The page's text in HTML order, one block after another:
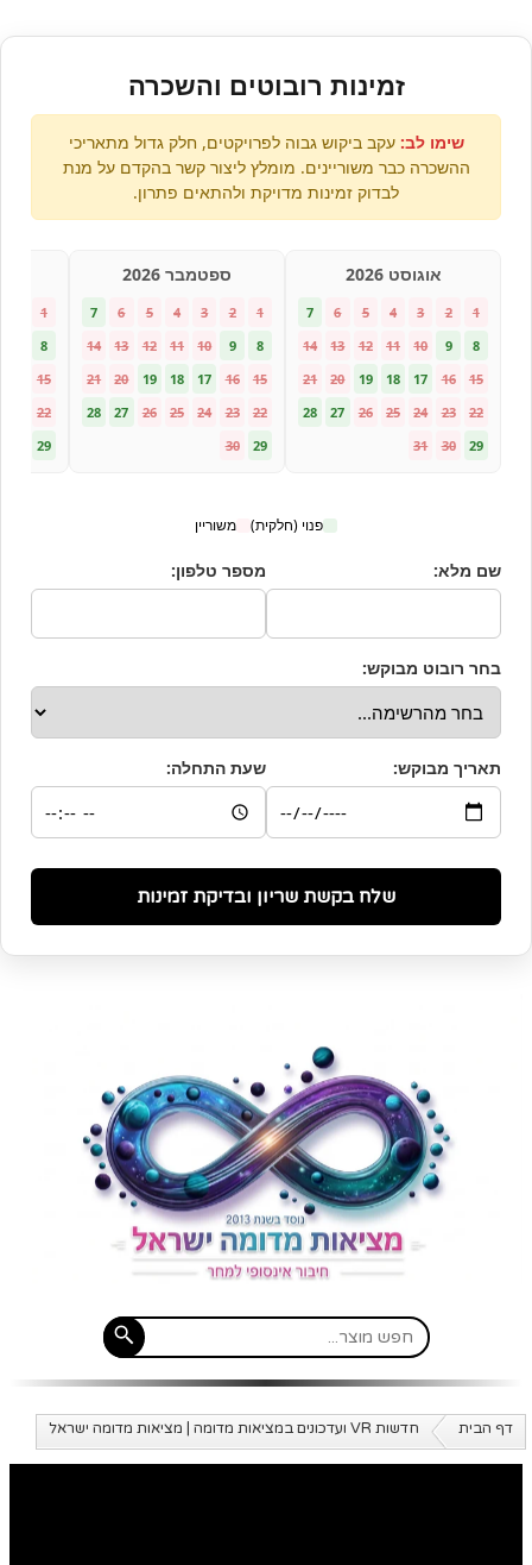
זמינות רובוטים והשכרה
שימו לב: עקב ביקוש גבוה לפרויקטים, חלק גדול מתאריכי
ההשכרה כבר משוריינים. מומלץ ליצור קשר בהקדם על מנת
לבדוק זמינות מדויקת ולהתאים פתרון.
אוגוסט 2026
1
2
3
4
5
6
7
8
9
10
11
12
13
14
15
16
17
18
19
20
21
22
23
24
25
26
27
28
29
30
31
ספטמבר 2026
1
2
3
4
5
6
7
8
9
10
11
12
13
14
15
16
17
18
19
20
21
22
23
24
25
26
27
28
29
30
1
8
15
22
29
פנוי (חלקית) משוריין
שם מלא: מספר טלפון:
בחר רובוט מבוקש:
תאריך מבוקש: שעת התחלה:
שלח בקשת שריון ובדיקת זמינות
דף הבית חדשות VR ועדכונים במציאות מדומה | מציאות מדומה ישראל